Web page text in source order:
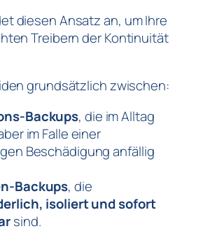
diesen Ansatz an, um Ihre
Treibern der Kontinuität
grundsätzlich zwischen:
Backups, die im Alltag
im Falle einer
Beschädigung anfällig
Backups, die
isoliert und sofort
sind.